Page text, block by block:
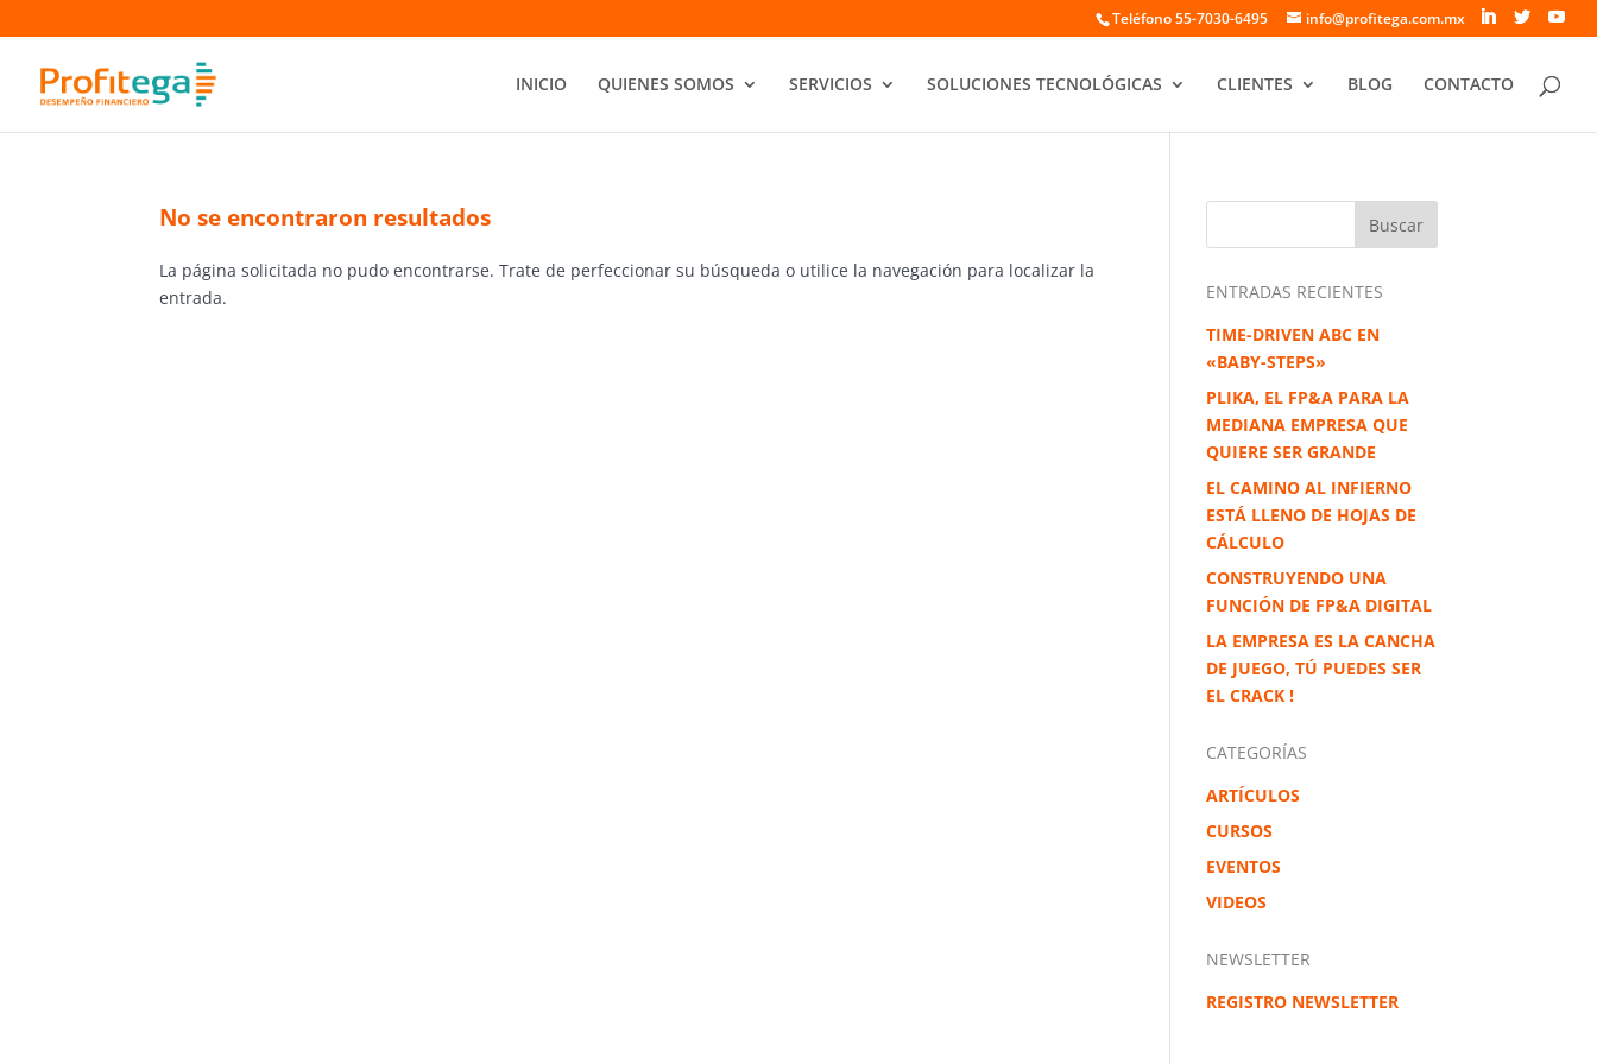
Teléfono 55-7030-6495 info@profitega.com.mx
INICIO QUIENES SOMOS SERVICIOS SOLUCIONES TECNOLÓGICAS CLIENTES BLOG CONTACTO
No se encontraron resultados
La página solicitada no pudo encontrarse. Trate de perfeccionar su búsqueda o utilice la navegación para localizar la
entrada.
ENTRADAS RECIENTES
TIME-DRIVEN ABC EN
«BABY-STEPS»
PLIKA, EL FP&A PARA LA
MEDIANA EMPRESA QUE
QUIERE SER GRANDE
EL CAMINO AL INFIERNO
ESTÁ LLENO DE HOJAS DE
CÁLCULO
CONSTRUYENDO UNA
FUNCIÓN DE FP&A DIGITAL
LA EMPRESA ES LA CANCHA
DE JUEGO, TÚ PUEDES SER
EL CRACK !
CATEGORÍAS
ARTÍCULOS
CURSOS
EVENTOS
VIDEOS
NEWSLETTER
REGISTRO NEWSLETTER